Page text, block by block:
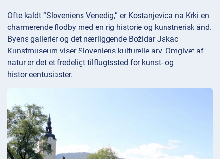
Ofte kaldt “Sloveniens Venedig,” er Kostanjevica na Krki en
charmerende flodby med en rig historie og kunstnerisk ånd.
Byens gallerier og det nærliggende Božidar Jakac
Kunstmuseum viser Sloveniens kulturelle arv. Omgivet af
natur er det et fredeligt tilflugtssted for kunst- og
historieentusiaster.